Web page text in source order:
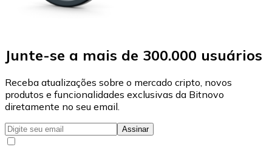
Junte-se a mais de 300.000 usuários
Receba atualizações sobre o mercado cripto, novos
produtos e funcionalidades exclusivas da Bitnovo
diretamente no seu email.
Assinar